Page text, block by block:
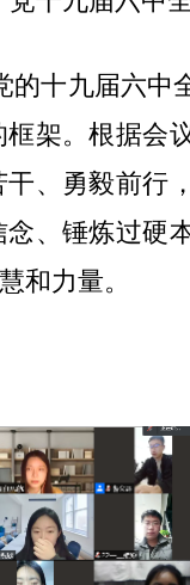
十九届六中
架。根据会
、勇毅前行
、锤炼过硬
和力量。